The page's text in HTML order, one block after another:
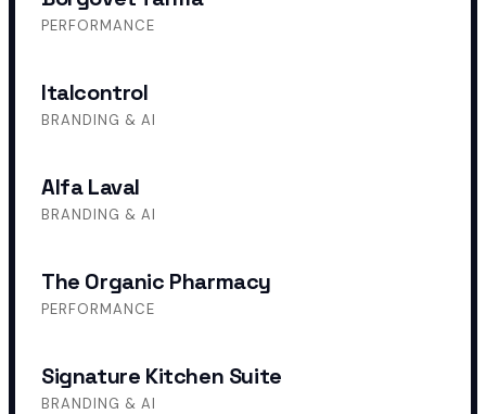
PERFORMANCE
Italcontrol
BRANDING & AI
Alfa Laval
BRANDING & AI
The Organic Pharmacy
PERFORMANCE
Signature Kitchen Suite
BRANDING & AI